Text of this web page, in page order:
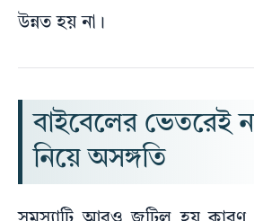
উন্নত হয় না।
বাইবেলের ভেতরেই
নিয়ে অসঙ্গতি